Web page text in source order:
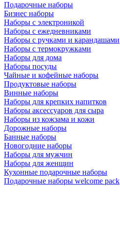
Подарочные наборы
Бизнес наборы
Наборы с электроникой
Наборы с ежедневниками
Наборы с ручками и карандашами
Наборы с термокружками
Наборы для дома
Наборы посуды
Чайные и кофейные наборы
Продуктовые наборы
Винные наборы
Наборы для крепких напитков
Наборы аксессуаров для сыра
Наборы из кожзама и кожи
Дорожные наборы
Банные наборы
Новогодние наборы
Наборы для мужчин
Наборы для женщин
Кухонные подарочные наборы
Подарочные наборы welcome pack